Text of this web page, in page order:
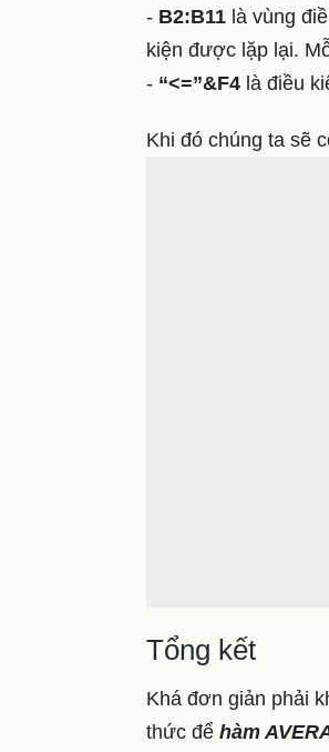
- B2:B11 là vùng
kiện được lặp lại.
- “<=”&F4 là điều
Khi đó chúng ta sẽ
Tổng kết
Khá đơn giản phải
thức để hàm